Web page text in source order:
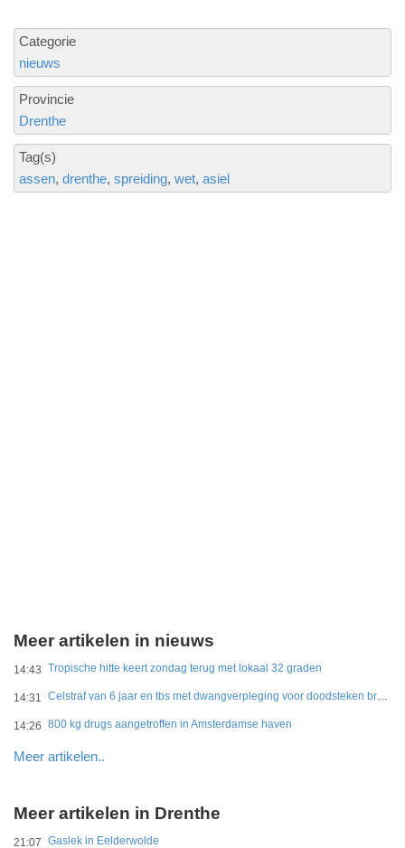
Categorie
nieuws
Provincie
Drenthe
Tag(s)
assen drenthe spreiding wet asiel
Meer artikelen in nieuws
14:43 Tropische hitte keert zondag terug met lokaal 32 graden
14:31 Celstraf van 6 jaar en tbs met dwangverpleging voor doodsteken broer in Gouda
14:26 800 kg drugs aangetroffen in Amsterdamse haven
Meer artikelen..
Meer artikelen in Drenthe
21:07 Gaslek in Eelderwolde